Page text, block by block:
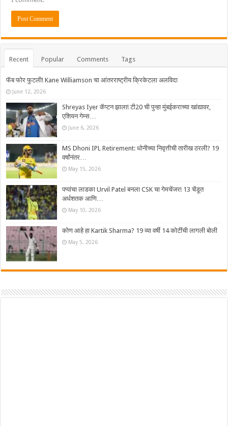
Recent Popular Comments Tags
फॅब फोर फुटली! Kane Williamson चा आंतरराष्ट्रीय क्रिकेटला अलविदा
June 12, 2026
Shreyas Iyer कॅप्टन झाला! टी20 ची पुन्हा मुंबईकराच्या खांद्यावर,
एशियन गेम्स…
June 6, 2026
MS Dhoni IPL Retirement: धोनीच्या निवृत्तीची तारीख ठरली? 19
वर्षांनंतर…
May 15, 2026
पप्पांचा लाडका Urvil Patel बनला CSK चा गेमचेंजर! 13 चेंडूत
अर्धशतक आणि…
May 10, 2026
कोण आहे हा Kartik Sharma? 19 व्या वर्षी 14 कोटींची लागली बोली
May 5, 2026